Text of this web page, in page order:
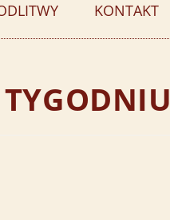
KONTAKT